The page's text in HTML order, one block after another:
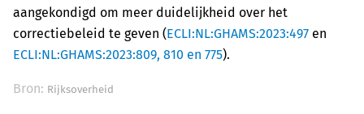
aangekondigd om meer duidelijkheid over het
correctiebeleid te geven (ECLI:NL:GHAMS:2023:497 en
ECLI:NL:GHAMS:2023:809, 810 en 775).
Bron: Rijksoverheid